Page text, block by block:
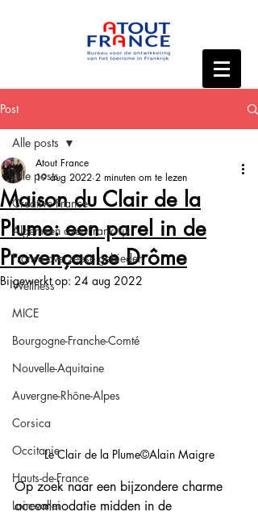
Post
Alle posts
Creative France
Algemeen over Frankrijk
Franse overzeese gebieden
Wellness
MICE
Bourgogne-Franche-Comté
Nouvelle-Aquitaine
Auvergne-Rhône-Alpes
Corsica
Occitanie
Hauts-de-France
Loirevallei
Alle posts
Maison du Clair de la
Plume: een parel in de
Provençaalse Drôme
Atout France
19 aug 2022 2 minuten om te lezen
Bijgewerkt op: 24 aug 2022
Le Clair de la Plume©Alain Maigre
Op zoek naar een bijzondere charme
accommodatie midden in de